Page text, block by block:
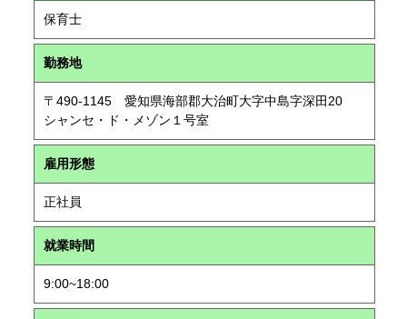
保育士
勤務地
〒490-1145 愛知県海部郡大治町大字中島字深田20
シャンセ・ド・メゾン１号室
雇用形態
正社員
就業時間
9:00~18:00